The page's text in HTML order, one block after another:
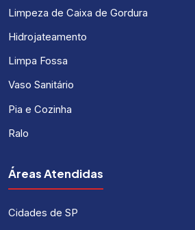
Limpeza de Caixa de Gordura
Hidrojateamento
Limpa Fossa
Vaso Sanitário
Pia e Cozinha
Ralo
Áreas Atendidas
Cidades de SP